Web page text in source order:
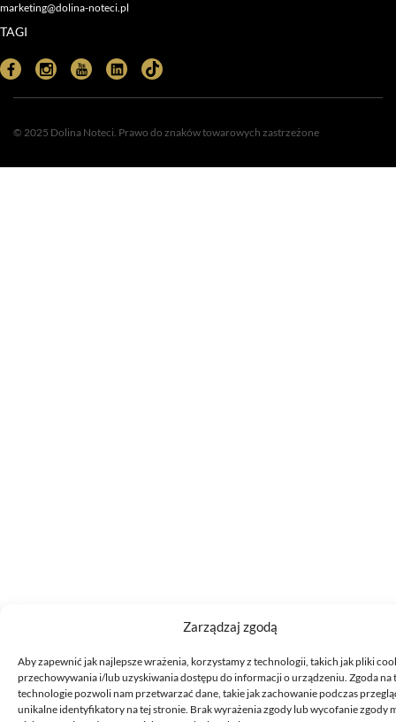
Zarządzaj zgodą
Aby zapewnić jak najlepsze wrażenia, korzystamy z technologii, takich jak pliki
przechowywania i/lub uzyskiwania dostępu do informacji o urządzeniu. Zgoda na
technologie pozwoli nam przetwarzać dane, takie jak zachowanie podczas
unikalne identyfikatory na tej stronie. Brak wyrażenia zgody lub wycofanie zgody
marketing@dolina-noteci.pl
TAGI
© 2025 Dolina Noteci. Prawo do znaków towarowych zastrzeżone